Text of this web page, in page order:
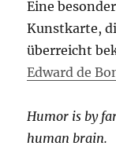
Eine
Kunstkarte,
überreicht
Edward de
Humor is by
human brain.